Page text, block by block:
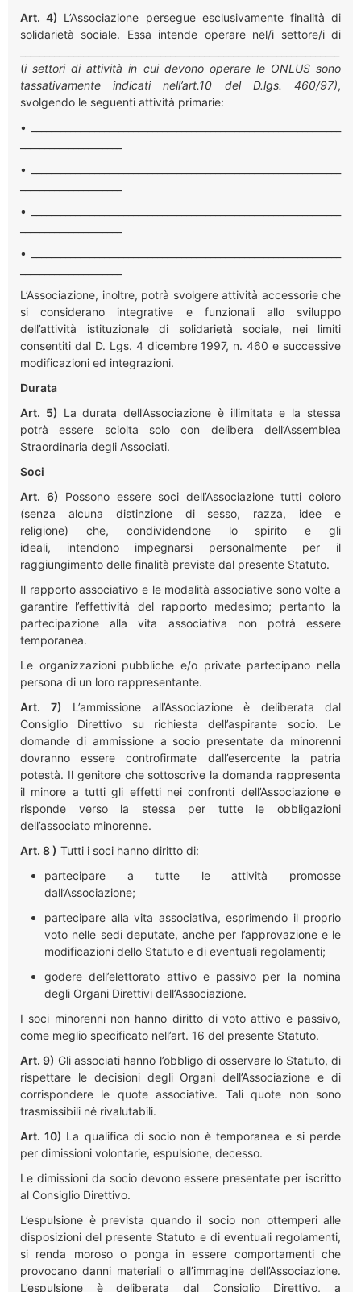
Art. 4) L’Associazione persegue esclusivamente finalità di
solidarietà sociale. Essa intende operare nel/i settore/i di
(i settori di attività in cui devono operare le ONLUS sono
tassativamente indicati nell’art.10 del D.lgs. 460/97),
svolgendo le seguenti attività primarie:
• ________________________________________________________________
• ________________________________________________________________
• ________________________________________________________________
• ________________________________________________________________
L’Associazione, inoltre, potrà svolgere attività accessorie che
si considerano integrative e funzionali allo sviluppo
dell’attività istituzionale di solidarietà sociale, nei limiti
consentiti dal D. Lgs. 4 dicembre 1997, n. 460 e successive
modificazioni ed integrazioni.
Durata
Art. 5) La durata dell’Associazione è illimitata e la stessa
potrà essere sciolta solo con delibera dell’Assemblea
Straordinaria degli Associati.
Soci
Art. 6) Possono essere soci dell’Associazione tutti coloro
(senza alcuna distinzione di sesso, razza, idee e
religione) che, condividendone lo spirito e gli
ideali, intendono impegnarsi personalmente per il
raggiungimento delle finalità previste dal presente Statuto.
Il rapporto associativo e le modalità associative sono volte a
garantire l’effettività del rapporto medesimo; pertanto la
partecipazione alla vita associativa non potrà essere
temporanea.
Le organizzazioni pubbliche e/o private partecipano nella
persona di un loro rappresentante.
Art. 7) L’ammissione all’Associazione è deliberata dal
Consiglio Direttivo su richiesta dell’aspirante socio. Le
domande di ammissione a socio presentate da minorenni
dovranno essere controfirmate dall’esercente la patria
potestà. Il genitore che sottoscrive la domanda rappresenta
il minore a tutti gli effetti nei confronti dell’Associazione e
risponde verso la stessa per tutte le obbligazioni
dell’associato minorenne.
Art. 8 ) Tutti i soci hanno diritto di:
partecipare a tutte le attività promosse
dall’Associazione;
partecipare alla vita associativa, esprimendo il proprio
voto nelle sedi deputate, anche per l’approvazione e le
modificazioni dello Statuto e di eventuali regolamenti;
godere dell’elettorato attivo e passivo per la nomina
degli Organi Direttivi dell’Associazione.
I soci minorenni non hanno diritto di voto attivo e passivo,
come meglio specificato nell’art. 16 del presente Statuto.
Art. 9) Gli associati hanno l’obbligo di osservare lo Statuto, di
rispettare le decisioni degli Organi dell’Associazione e di
corrispondere le quote associative. Tali quote non sono
trasmissibili né rivalutabili.
Art. 10) La qualifica di socio non è temporanea e si perde
per dimissioni volontarie, espulsione, decesso.
Le dimissioni da socio devono essere presentate per iscritto
al Consiglio Direttivo.
L’espulsione è prevista quando il socio non ottemperi alle
disposizioni del presente Statuto e di eventuali regolamenti,
si renda moroso o ponga in essere comportamenti che
provocano danni materiali o all’immagine dell’Associazione.
L’espulsione è deliberata dal Consiglio Direttivo, a